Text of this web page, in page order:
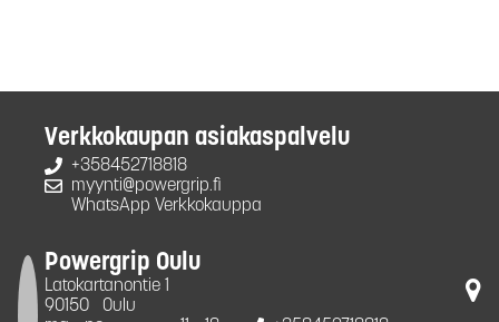
Verkkokaupan asiakaspalvelu
+358452718818
myynti@powergrip.fi
WhatsApp Verkkokauppa
Powergrip Oulu
Latokartanontie 1
90150
Oulu